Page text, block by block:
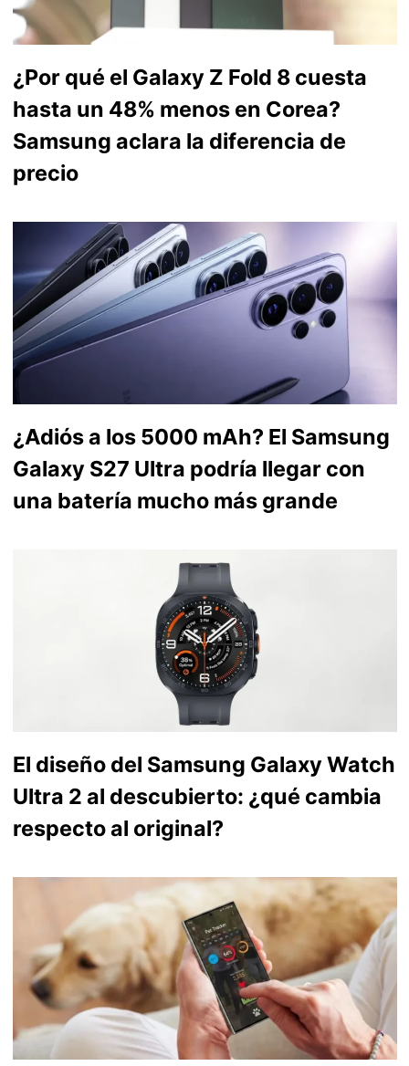
¿Por qué el Galaxy Z Fold 8 cuesta
hasta un 48% menos en Corea?
Samsung aclara la diferencia de
precio
¿Adiós a los 5000 mAh? El Samsung
Galaxy S27 Ultra podría llegar con
una batería mucho más grande
El diseño del Samsung Galaxy Watch
Ultra 2 al descubierto: ¿qué cambia
respecto al original?